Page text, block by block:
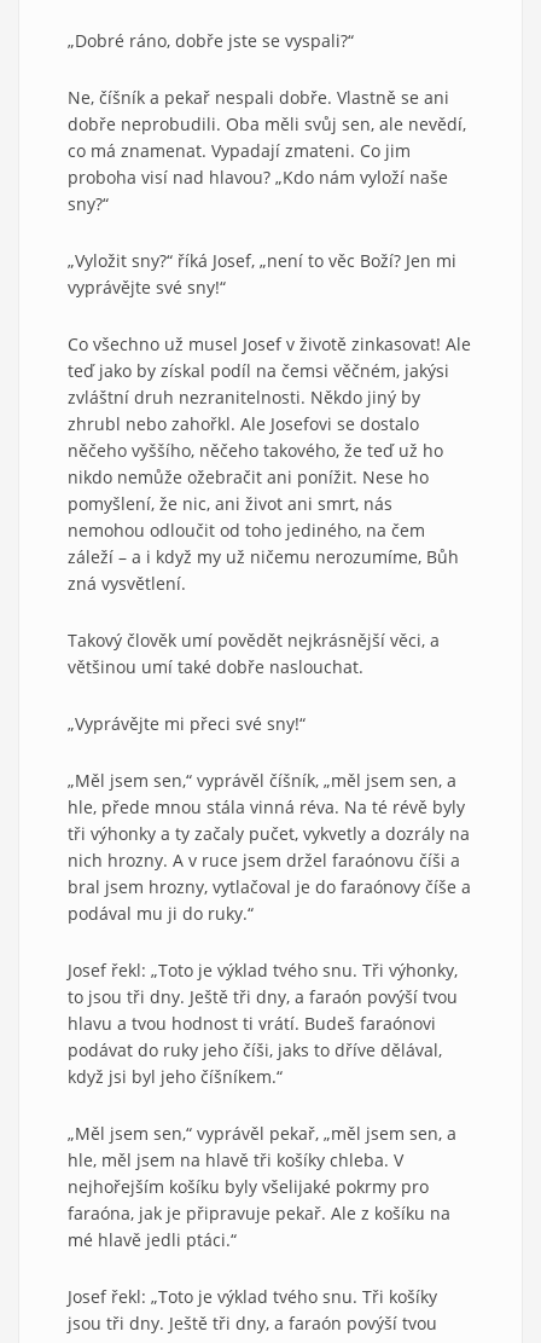
„Dobré ráno, dobře jste se vyspali?“
Ne, číšník a pekař nespali dobře. Vlastně se ani
dobře neprobudili. Oba měli svůj sen, ale nevědí,
co má znamenat. Vypadají zmateni. Co jim
proboha visí nad hlavou? „Kdo nám vyloží naše
sny?“
„Vyložit sny?“ říká Josef, „není to věc Boží? Jen mi
vyprávějte své sny!“
Co všechno už musel Josef v životě zinkasovat! Ale
teď jako by získal podíl na čemsi věčném, jakýsi
zvláštní druh nezranitelnosti. Někdo jiný by
zhrubl nebo zahořkl. Ale Josefovi se dostalo
něčeho vyššího, něčeho takového, že teď už ho
nikdo nemůže ožebračit ani ponížit. Nese ho
pomyšlení, že nic, ani život ani smrt, nás
nemohou odloučit od toho jediného, na čem
záleží – a i když my už ničemu nerozumíme, Bůh
zná vysvětlení.
Takový člověk umí povědět nejkrásnější věci, a
většinou umí také dobře naslouchat.
„Vyprávějte mi přeci své sny!“
„Měl jsem sen,“ vyprávěl číšník, „měl jsem sen, a
hle, přede mnou stála vinná réva. Na té révě byly
tři výhonky a ty začaly pučet, vykvetly a dozrály na
nich hrozny. A v ruce jsem držel faraónovu číši a
bral jsem hrozny, vytlačoval je do faraónovy číše a
podával mu ji do ruky.“
Josef řekl: „Toto je výklad tvého snu. Tři výhonky,
to jsou tři dny. Ještě tři dny, a faraón povýší tvou
hlavu a tvou hodnost ti vrátí. Budeš faraónovi
podávat do ruky jeho číši, jaks to dříve dělával,
když jsi byl jeho číšníkem.“
„Měl jsem sen,“ vyprávěl pekař, „měl jsem sen, a
hle, měl jsem na hlavě tři košíky chleba. V
nejhořejším košíku byly všelijaké pokrmy pro
faraóna, jak je připravuje pekař. Ale z košíku na
mé hlavě jedli ptáci.“
Josef řekl: „Toto je výklad tvého snu. Tři košíky
jsou tři dny. Ještě tři dny, a faraón povýší tvou